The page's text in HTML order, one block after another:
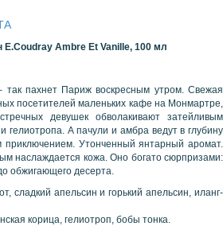
Ambre Et Vanille, 100 мл
так пахнет Париж воскресным утром. Свежая
посетителей маленьких кафе на Монмартре,
девушек обволакивают затейливым
гелиотропа. А пачули и амбра ведут в глубину
приключением. Утонченный янтарный аромат.
наслаждается кожа. Оно богато сюрпризами:
обжигающего десерта.
сладкий апельсин и горький апельсин, иланг-
корица, гелиотроп, бобы тонка.